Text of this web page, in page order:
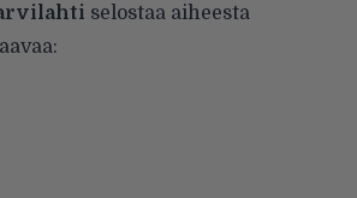
selostaa aiheesta